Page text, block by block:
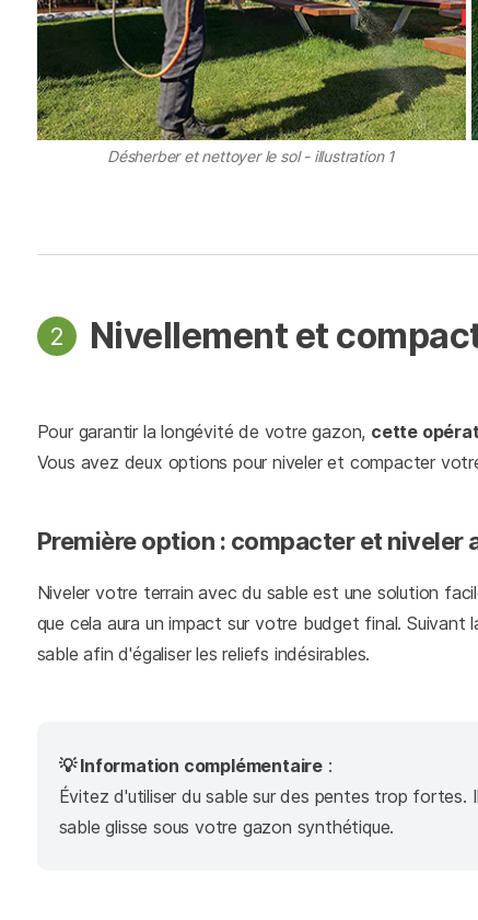
Désherber et nettoyer le sol - illustration 1
Nivellement et
Pour garantir la longévité de votre gazon, cette
Vous avez deux options pour niveler et compacter
Première option : compacter et niveler
Niveler votre terrain avec du sable est une solution
que cela aura un impact sur votre budget final.
sable afin d'égaliser les reliefs indésirables.
💡 Information complémentaire :
Évitez d'utiliser du sable sur des pentes trop
sable glisse sous votre gazon synthétique.